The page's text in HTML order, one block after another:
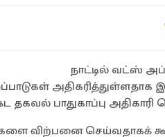
நாட்டில் வட்ஸ் அப்
பாதுகாப்பு அதிகாரி
விற்பனை செய்வதாகக்